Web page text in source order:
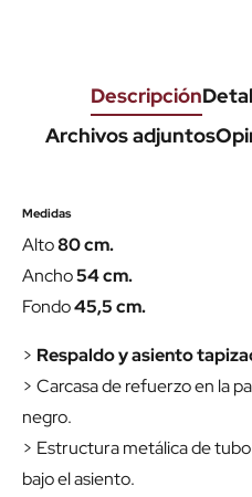
Descripción
Archivos adjuntos
Medidas
Alto80 cm.
Ancho54 cm.
Fondo45,5 cm.
> Respaldo y asiento
> Carcasa de refuerzo en la
negro.
> Estructura metálica de
bajo el asiento.